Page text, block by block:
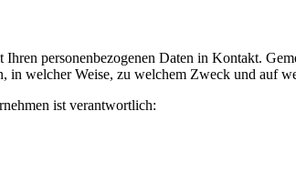
personenbezogenen Daten in Kontakt.
in welcher Weise, zu welchem Zweck und auf
ist verantwortlich: